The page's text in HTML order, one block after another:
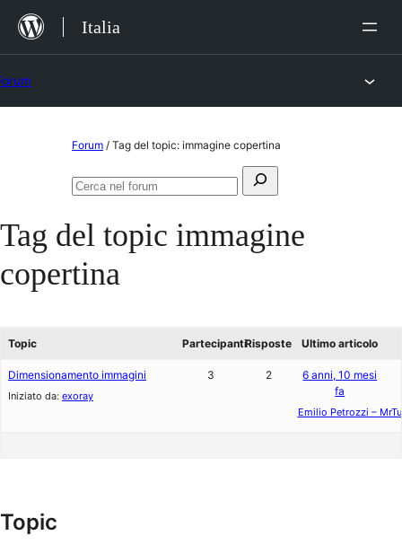
Salta
Italia
Forum / Tag del topic: immagine copertina
Cerca:
Cerca
forum
Tag del topic immagine
copertina
Topic PartecipantiRisposte Ultimo articolo
Dimensionamento immagini
Iniziato da: exoray
3 2
6 anni, 10 mesi
fa
Emilio Petrozzi –
Topic